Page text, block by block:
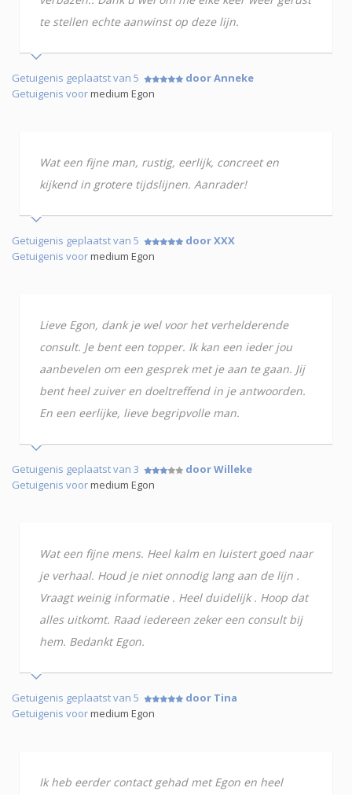
te stellen echte aanwinst op deze lijn.
Getuigenis geplaatst van 5
door Anneke
Getuigenis voormedium Egon
Wat een fijne man, rustig, eerlijk, concreet en
kijkend in grotere tijdslijnen. Aanrader!
Getuigenis geplaatst van 5
door XXX
Getuigenis voormedium Egon
Lieve Egon, dank je wel voor het verhelderende
consult. Je bent een topper. Ik kan een ieder jou
aanbevelen om een gesprek met je aan te gaan. Jij
bent heel zuiver en doeltreffend in je antwoorden.
En een eerlijke, lieve begripvolle man.
Getuigenis geplaatst van 3
door Willeke
Getuigenis voormedium Egon
Wat een fijne mens. Heel kalm en luistert goed naar
je verhaal. Houd je niet onnodig lang aan de lijn .
Vraagt weinig informatie . Heel duidelijk . Hoop dat
alles uitkomt. Raad iedereen zeker een consult bij
hem. Bedankt Egon.
Getuigenis geplaatst van 5
door Tina
Getuigenis voormedium Egon
Ik heb eerder contact gehad met Egon en heel